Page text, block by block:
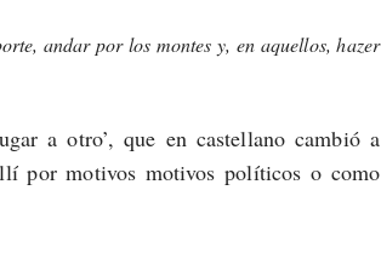
andar por los montes y, en aquellos, hazer
a otro’, que en castellano cambió a
por motivos motivos políticos o como